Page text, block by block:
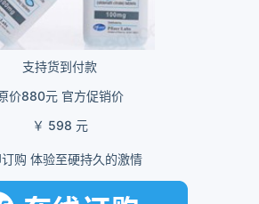
支持货到付款
价880元 官方促销价
￥ 598 元
购 体验至硬持久的激情